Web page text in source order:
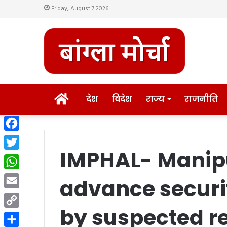
Friday, August 7 2026
HOMEदेश विदेश राज्य राजनीति
IMPHAL-
advance
by suspected
Facebook
Twitter
WhatsApp
Email
Copy